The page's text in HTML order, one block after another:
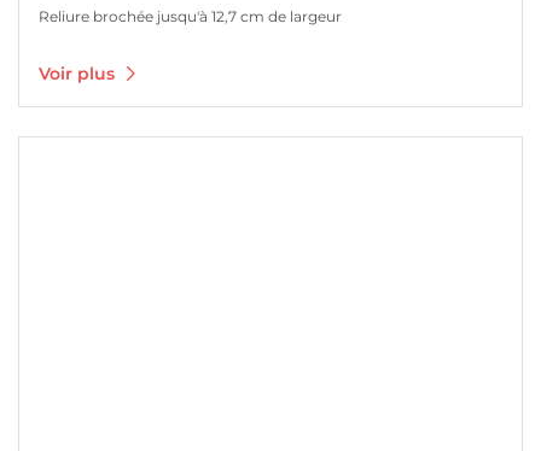
Reliure brochée jusqu'à 12,7 cm de largeur
Voir plus